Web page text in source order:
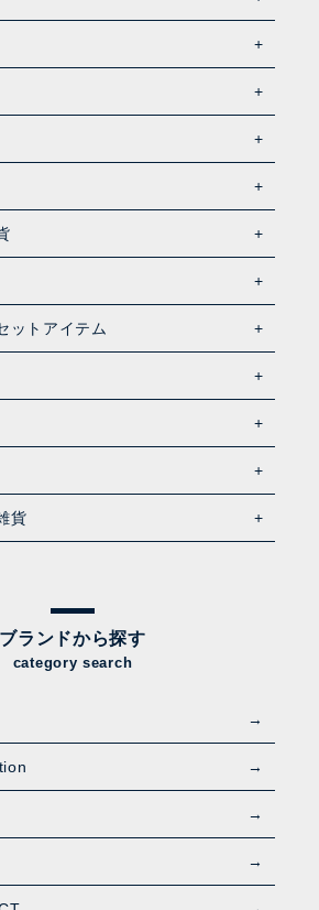
ットアイテム
貨
ブランドから探す
category search